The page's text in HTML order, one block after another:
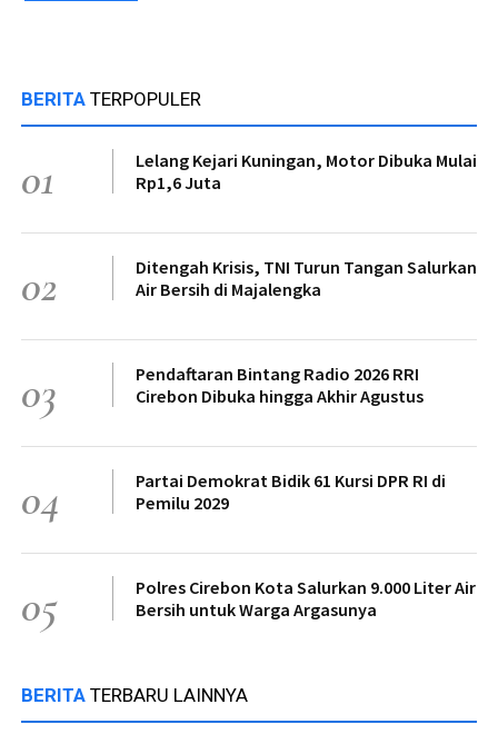
BERITA TERPOPULER
01
Lelang Kejari Kuningan, Motor Dibuka Mulai
Rp1,6 Juta
02
Ditengah Krisis, TNI Turun Tangan Salurkan
Air Bersih di Majalengka
03
Pendaftaran Bintang Radio 2026 RRI
Cirebon Dibuka hingga Akhir Agustus
04
Partai Demokrat Bidik 61 Kursi DPR RI di
Pemilu 2029
05
Polres Cirebon Kota Salurkan 9.000 Liter Air
Bersih untuk Warga Argasunya
BERITA TERBARU LAINNYA